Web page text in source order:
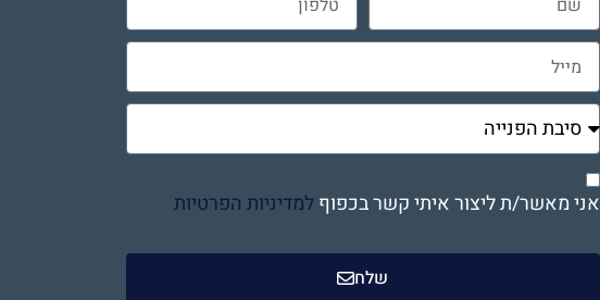
אני מאשר/ת ליצור איתי קשר בכפוףלמדיניות הפרטיות
שלח